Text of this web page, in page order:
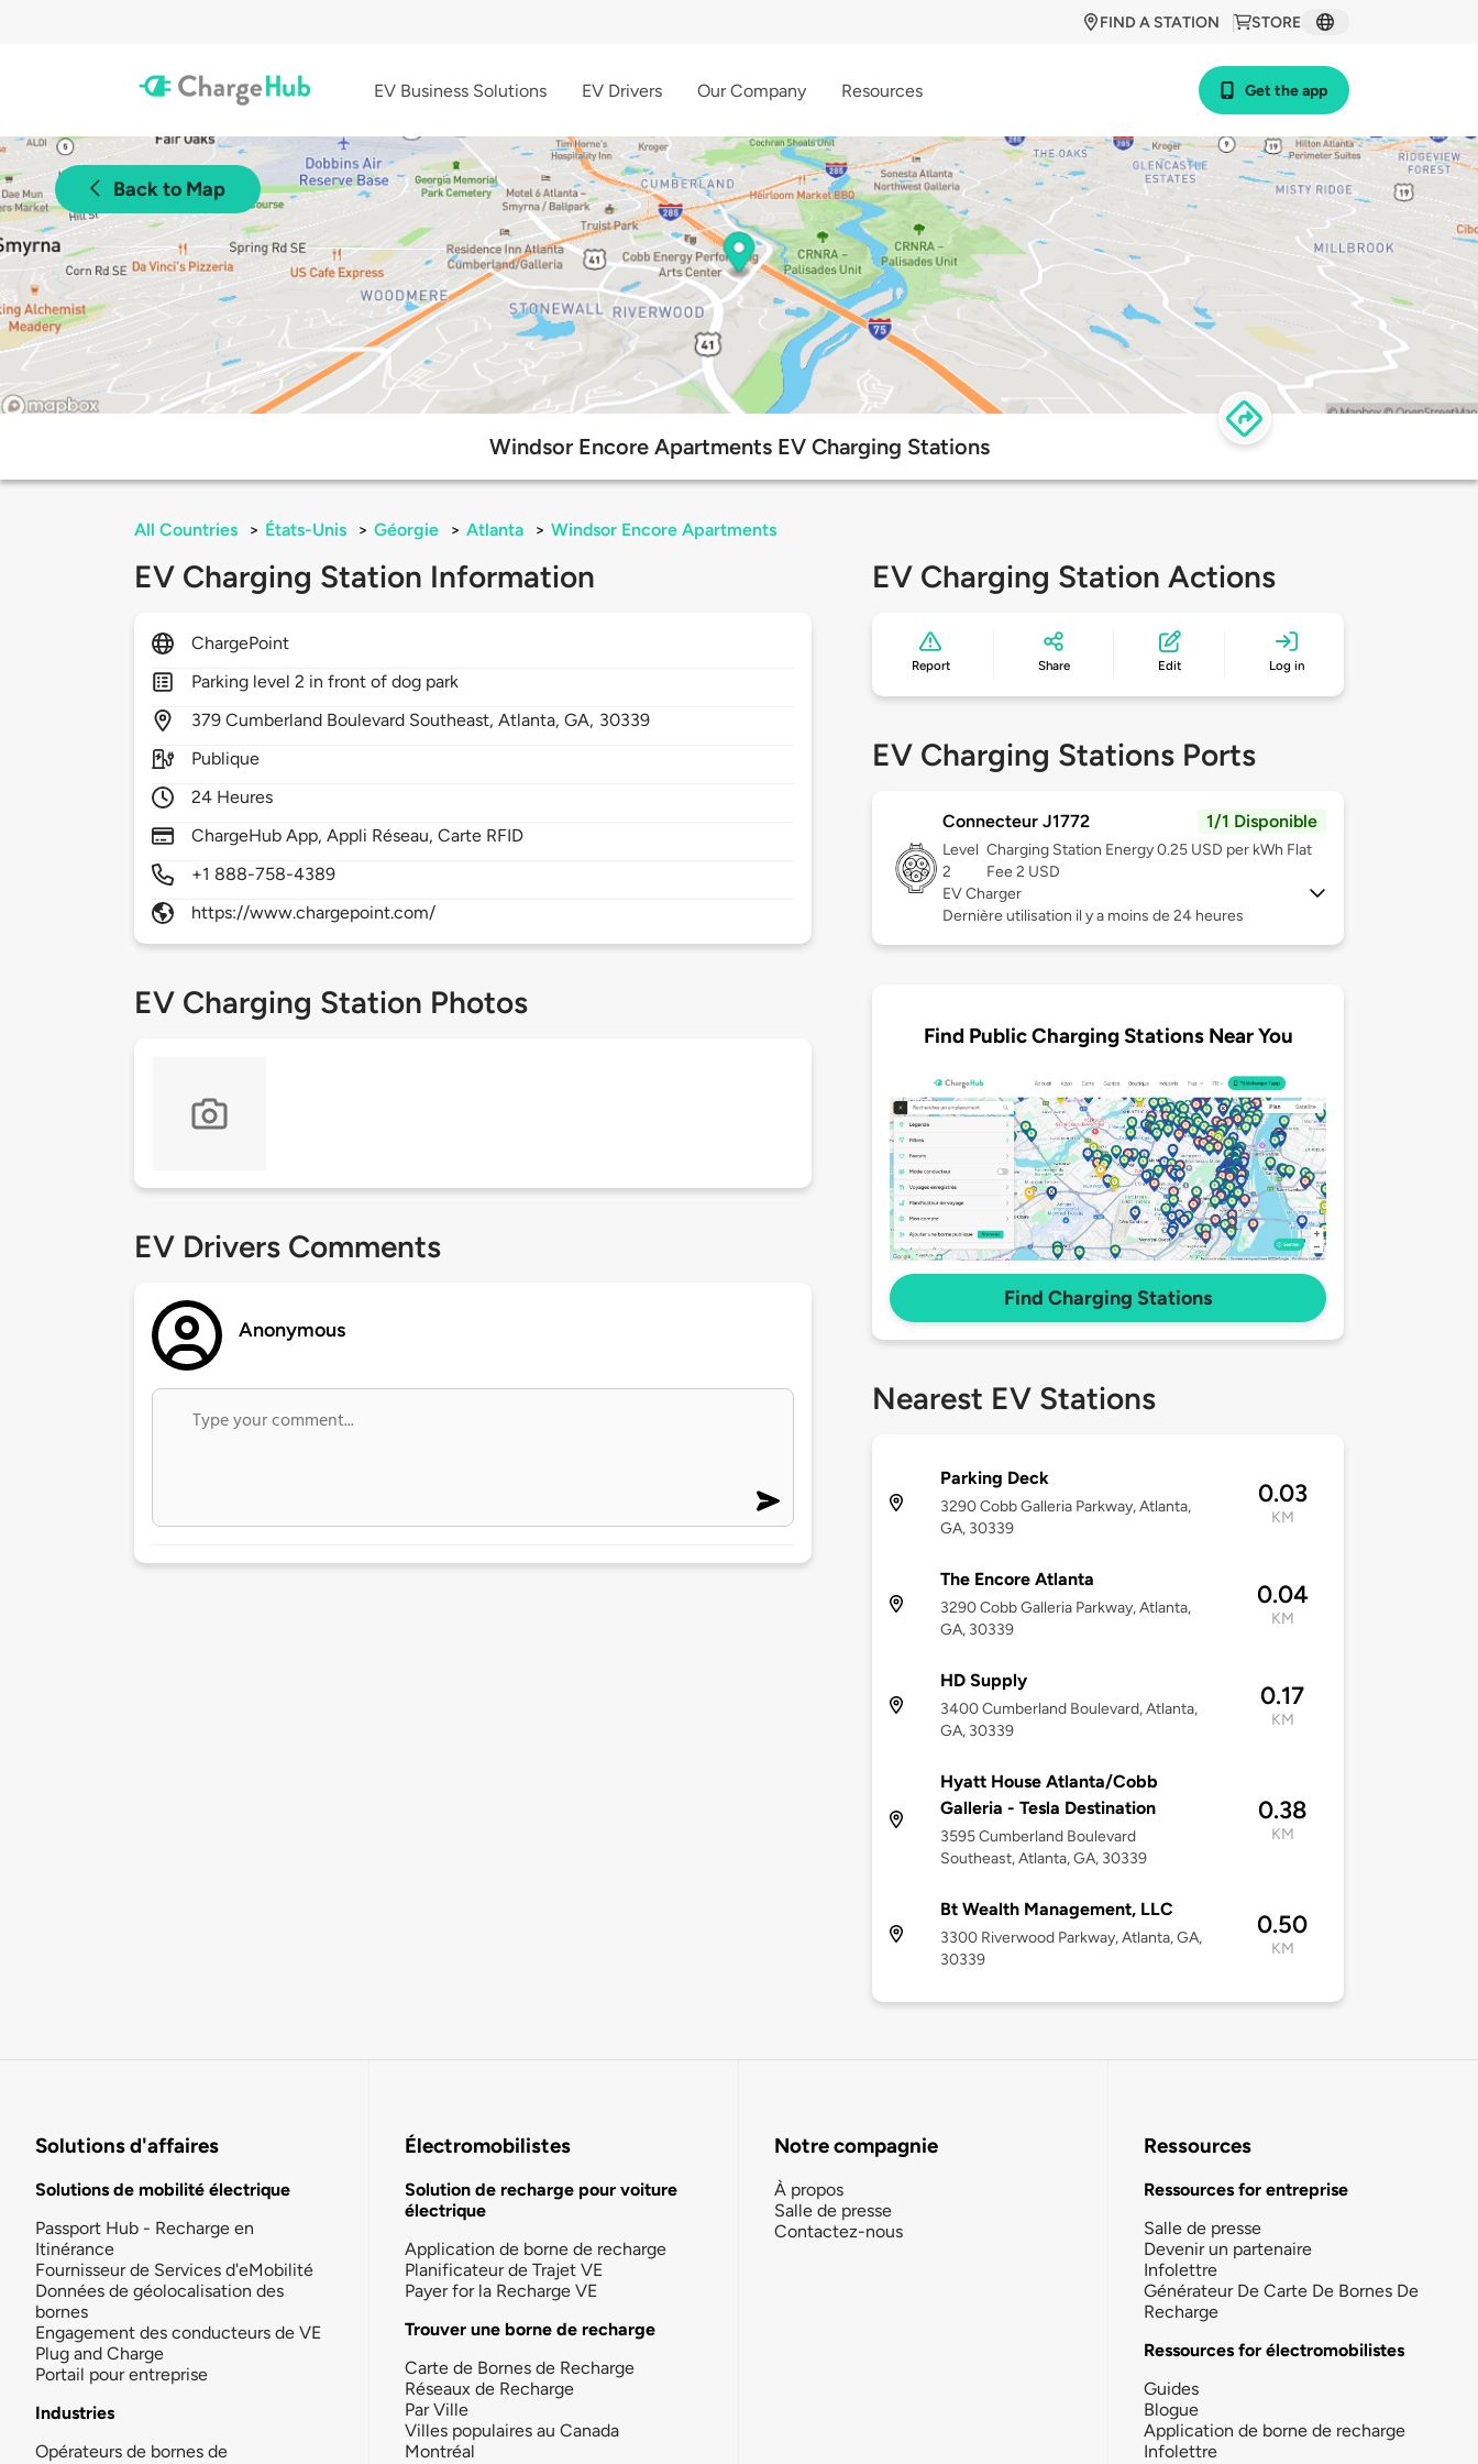
STORE
FIND A STATION
EV Business Solutions EV Drivers Our Company Resources Get the app
Back to Map
Windsor Encore Apartments EV Charging Stations
All Countries > États-Unis > Géorgie > Atlanta > Windsor Encore Apartments
EV Charging Station Information
ChargePoint
Parking level 2 in front of dog park
379Cumberland Boulevard Southeast,Atlanta,GA, 30339
Publique
24 Heures
ChargeHub App, Appli Réseau, Carte RFID
+1 888-758-4389
https://www.chargepoint.com/
EV Charging Station Photos
EV Drivers Comments
Anonymous
EV Charging Station Actions
Report Share Edit Log in
EV Charging Stations Ports
Connecteur J1772 1/1 Disponible
Level
2
Charging Station Energy 0.25 USD per kWh Flat
Fee 2 USD
EV Charger
Dernière utilisation il y a moins de 24 heures
Find Public Charging Stations Near You
Find Charging Stations
Nearest EV Stations
Parking Deck
3290 Cobb Galleria Parkway, Atlanta,
GA, 30339
0.03
KM
The Encore Atlanta
3290 Cobb Galleria Parkway, Atlanta,
GA, 30339
0.04
KM
HD Supply
3400 Cumberland Boulevard, Atlanta,
GA, 30339
0.17
KM
Hyatt House Atlanta/Cobb
Galleria - Tesla Destination
3595 Cumberland Boulevard
Southeast, Atlanta, GA, 30339
0.38
KM
Bt Wealth Management, LLC
3300 Riverwood Parkway, Atlanta, GA,
30339
0.50
KM
Solutions d'affaires
Solutions de mobilité électrique
Passport Hub - Recharge en
Itinérance
Fournisseur de Services d'eMobilité
Données de géolocalisation des
bornes
Engagement des conducteurs de VE
Plug and Charge
Portail pour entreprise
Industries
Opérateurs de bornes de
Électromobilistes
Solution de recharge pour voiture
électrique
Application de borne de recharge
Planificateur de Trajet VE
Payer for la Recharge VE
Trouver une borne de recharge
Carte de Bornes de Recharge
Réseaux de Recharge
Par Ville
Villes populaires au Canada
Montréal
Notre compagnie
À propos
Salle de presse
Contactez-nous
Ressources
Ressources for entreprise
Salle de presse
Devenir un partenaire
Infolettre
Générateur De Carte De Bornes De
Recharge
Ressources for électromobilistes
Guides
Blogue
Application de borne de recharge
Infolettre